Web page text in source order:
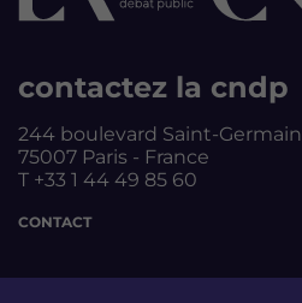
contactez la cndp
244 boulevard Saint-Germain
75007 Paris - France
T +33 1 44 49 85 60
CONTACT